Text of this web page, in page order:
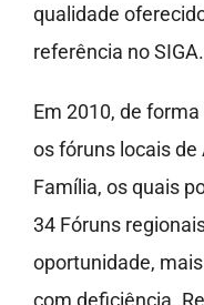
qualidade
referência no SIGA.
Em 2010, de
os fóruns locais
Família, os quais
34 Fóruns
oportunidade,
com deficiência.